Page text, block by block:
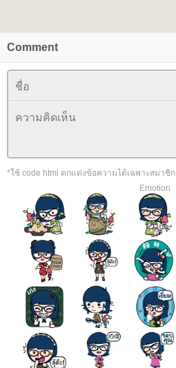
Comment
*ใช้ code html ตกแต่งข้อความได้เฉพาะสมาชิก
Emotion